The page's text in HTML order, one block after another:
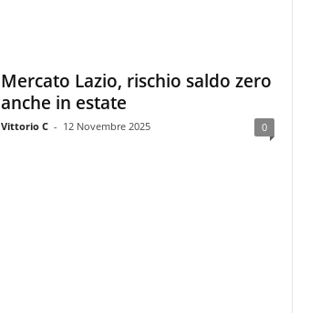
Mercato Lazio, rischio saldo zero
anche in estate
Vittorio C - 12 Novembre 2025 0